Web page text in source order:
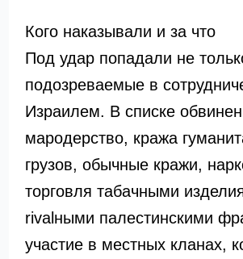
Кого наказывали и за что
Под удар попадали не
подозреваемые в
Израилем. В списке
мародерство, кража
грузов, обычные кражи,
торговля табачными
rivalными палестинскими
участие в местных кланах,